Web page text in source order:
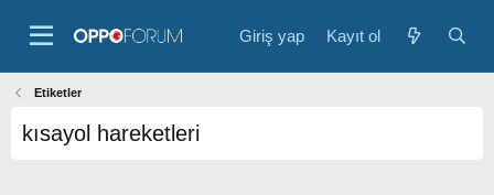
Giriş yap Kayıt ol
Etiketler
kısayol hareketleri